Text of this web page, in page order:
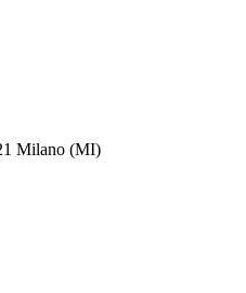
Milano (MI)